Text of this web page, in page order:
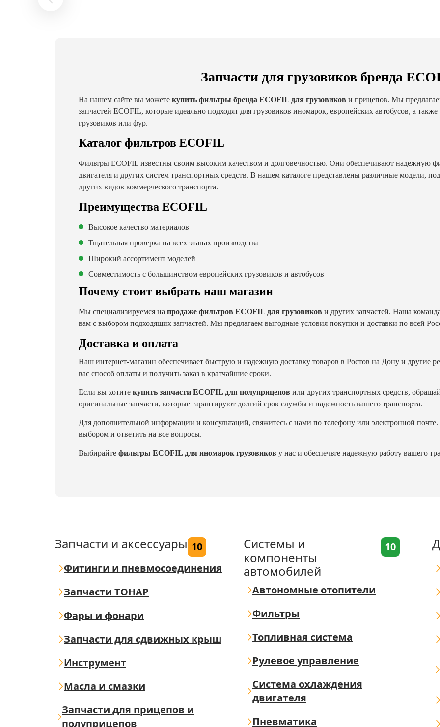
Запчасти для грузовиков бренда
На нашем сайте вы можете купить фильтры бренда ECOFIL для грузовиков и прицепов. Мы
запчастей ECOFIL, которые идеально подходят для грузовиков иномарок, европейских автобусов, а
грузовиков или фур.
Каталог фильтров ECOFIL
Фильтры ECOFIL известны своим высоким качеством и долговечностью. Они обеспечивают надежную
двигателя и других систем транспортных средств. В нашем каталоге представлены различные модели,
других видов коммерческого транспорта.
Преимущества ECOFIL
Высокое качество материалов
Тщательная проверка на всех этапах производства
Широкий ассортимент моделей
Совместимость с большинством европейских грузовиков и автобусов
Почему стоит выбрать наш магазин
Мы специализируемся на продаже фильтров ECOFIL для грузовиков и других запчастей. Наша
вам с выбором подходящих запчастей. Мы предлагаем выгодные условия покупки и доставки по всей
Доставка и оплата
Наш интернет-магазин обеспечивает быструю и надежную доставку товаров в Ростов на Дону и другие
вас способ оплаты и получить заказ в кратчайшие сроки.
Если вы хотите купить запчасти ECOFIL для полуприцепов или других транспортных средств,
оригинальные запчасти, которые гарантируют долгий срок службы и надежность вашего транспорта.
Для дополнительной информации и консультаций, свяжитесь с нами по телефону или электронной
выбором и ответить на все вопросы.
Выбирайте фильтры ECOFIL для иномарок грузовиков у нас и обеспечьте надежную работу вашего
Запчасти и аксессуары 10
Фитинги и пневмосоединения
Запчасти ТОНАР
Фары и фонари
Запчасти для сдвижных крыш
Инструмент
Масла и смазки
Запчасти для прицепов и
полуприцепов
Системы и
компоненты
автомобилей
10
Автономные отопители
Фильтры
Топливная система
Рулевое управление
Система охлаждения
двигателя
Пневматика